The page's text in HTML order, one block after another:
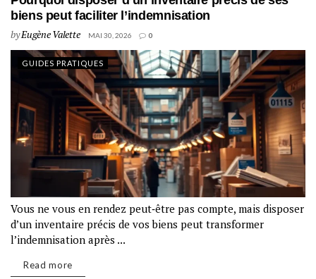
biens peut faciliter l’indemnisation
byEugène Valette MAI 30, 2026 0
GUIDES PRATIQUES
Vous ne vous en rendez peut‑être pas compte, mais disposer
d’un inventaire précis de vos biens peut transformer
l’indemnisation après ...
Read more